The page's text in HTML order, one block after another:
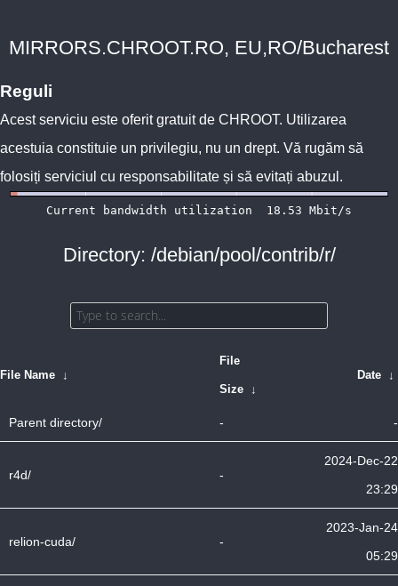
MIRRORS.CHROOT.RO, EU,RO/Bucharest
Reguli
Acest serviciu este oferit gratuit de CHROOT. Utilizarea
acestuia constituie un privilegiu, nu un drept. Vă rugăm să
folosiți serviciul cu responsabilitate și să evitați abuzul.
Directory: /debian/pool/contrib/r/
File Name ↓
File
Size ↓
Date ↓
Parent directory/ - -
r4d/ -
2024-Dec-22
23:29
relion-cuda/ -
2023-Jan-24
05:29